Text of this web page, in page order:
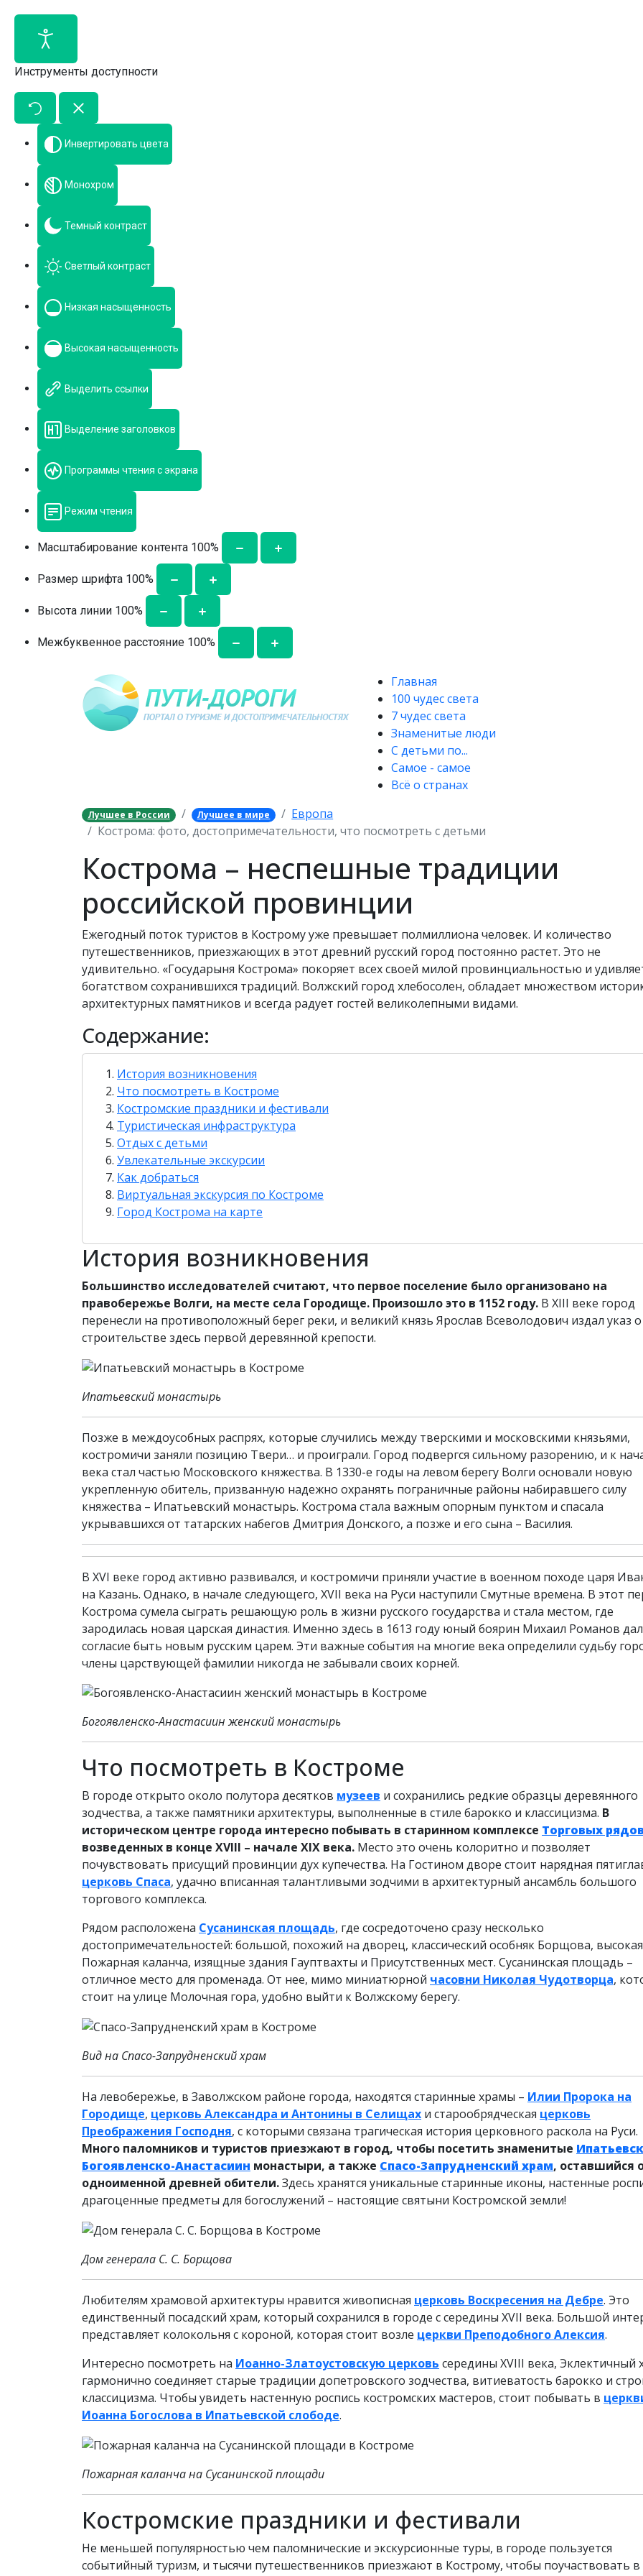
Инструменты доступности
Инвертировать цвета
Монохром
Темный контраст
Светлый контраст
Низкая насыщенность
Высокая насыщенность
Выделить ссылки
Выделение заголовков
Программы чтения с экрана
Режим чтения
Масштабирование контента 100%
Размер шрифта 100%
Высота линии 100%
Межбуквенное расстояние 100%
Главная
100 чудес света
7 чудес света
Знаменитые люди
С детьми по...
Самое - самое
Всё о странах
Лучшее в России Лучшее в мире
Европа
Кострома: фото, достопримечательности, что посмотреть с детьми
Кострома – неспешные традиции
российской провинции
Ежегодный поток туристов в Кострому уже превышает полмиллиона человек. И количество
путешественников, приезжающих в этот древний русский город постоянно растет. Это не
удивительно. «Государыня Кострома» покоряет всех своей милой провинциальностью и
богатством сохранившихся традиций. Волжский город хлебосолен, обладает множеством
архитектурных памятников и всегда радует гостей великолепными видами.
Содержание:
История возникновения
Что посмотреть в Костроме
Костромские праздники и фестивали
Туристическая инфраструктура
Отдых с детьми
Увлекательные экскурсии
Как добраться
Виртуальная экскурсия по Костроме
Город Кострома на карте
История возникновения
Большинство исследователей считают, что первое поселение было организовано на
правобережье Волги, на месте села Городище. Произошло это в 1152 году. В XIII веке город
перенесли на противоположный берег реки, и великий князь Ярослав Всеволодович издал указ о
строительстве здесь первой деревянной крепости.
Ипатьевский монастырь
Позже в междоусобных распрях, которые случились между тверскими и московскими князьями,
костромичи заняли позицию Твери… и проиграли. Город подвергся сильному разорению, и к
века стал частью Московского княжества. В 1330-е годы на левом берегу Волги основали новую
укрепленную обитель, призванную надежно охранять пограничные районы набиравшего силу
княжества – Ипатьевский монастырь. Кострома стала важным опорным пунктом и спасала
укрывавшихся от татарских набегов Дмитрия Донского, а позже и его сына – Василия.
В XVI веке город активно развивался, и костромичи приняли участие в военном походе царя
на Казань. Однако, в начале следующего, XVII века на Руси наступили Смутные времена. В этот
Кострома сумела сыграть решающую роль в жизни русского государства и стала местом, где
зародилась новая царская династия. Именно здесь в 1613 году юный боярин Михаил Романов дал
согласие быть новым русским царем. Эти важные события на многие века определили судьбу
члены царствующей фамилии никогда не забывали своих корней.
Богоявленско-Анастасиин женский монастырь
Что посмотреть в Костроме
В городе открыто около полутора десятков музеев и сохранились редкие образцы деревянного
зодчества, а также памятники архитектуры, выполненные в стиле барокко и классицизма. В
историческом центре города интересно побывать в старинном комплексе Торговых рядов
возведенных в конце XVIII – начале XIX века. Место это очень колоритно и позволяет
почувствовать присущий провинции дух купечества. На Гостином дворе стоит нарядная
церковь Спаса, удачно вписанная талантливыми зодчими в архитектурный ансамбль большого
торгового комплекса.
Рядом расположена Сусанинская площадь, где сосредоточено сразу несколько
достопримечательностей: большой, похожий на дворец, классический особняк Борщова, высокая
Пожарная каланча, изящные здания Гауптвахты и Присутственных мест. Сусанинская площадь –
отличное место для променада. От нее, мимо миниатюрной часовни Николая Чудотворца,
стоит на улице Молочная гора, удобно выйти к Волжскому берегу.
Вид на Спасо-Запрудненский храм
На левобережье, в Заволжском районе города, находятся старинные храмы – Илии Пророка на
Городище, церковь Александра и Антонины в Селищах и старообрядческая церковь
Преображения Господня, с которыми связана трагическая история церковного раскола на Руси.
Много паломников и туристов приезжают в город, чтобы посетить знаменитые
Богоявленско-Анастасиин монастыри, а также Спасо-Запрудненский храм, оставшийся
одноименной древней обители.Здесь хранятся уникальные старинные иконы, настенные
драгоценные предметы для богослужений – настоящие святыни Костромской земли!
Дом генерала С. С. Борщова
Любителям храмовой архитектуры нравится живописная церковь Воскресения на Дебре. Это
единственный посадский храм, который сохранился в городе с середины XVII века. Большой
представляет колокольня с короной, которая стоит возле церкви Преподобного Алексия.
Интересно посмотреть на Иоанно-Златоустовскую церковь середины XVIII века, Эклектичный
гармонично соединяет старые традиции допетровского зодчества, витиеватость барокко и
классицизма. Чтобы увидеть настенную роспись костромских мастеров, стоит побывать в
Иоанна Богослова в Ипатьевской слободе.
Пожарная каланча на Сусанинской площади
Костромские праздники и фестивали
Не меньшей популярностью чем паломнические и экскурсионные туры, в городе пользуется
событийный туризм, и тысячи путешественников приезжают в Кострому, чтобы поучаствовать в